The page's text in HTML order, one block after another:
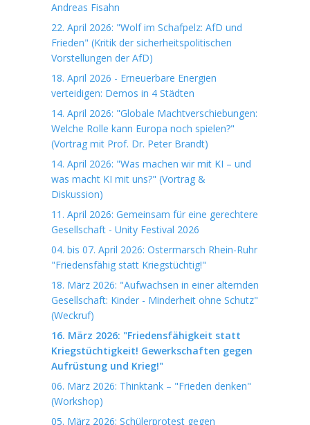
Andreas Fisahn
22. April 2026: "Wolf im Schafpelz: AfD und
Frieden" (Kritik der sicherheitspolitischen
Vorstellungen der AfD)
18. April 2026 - Erneuerbare Energien
verteidigen: Demos in 4 Städten
14. April 2026: "Globale Machtverschiebungen:
Welche Rolle kann Europa noch spielen?"
(Vortrag mit Prof. Dr. Peter Brandt)
14. April 2026: "Was machen wir mit KI – und
was macht KI mit uns?" (Vortrag &
Diskussion)
11. April 2026: Gemeinsam für eine gerechtere
Gesellschaft - Unity Festival 2026
04. bis 07. April 2026: Ostermarsch Rhein-Ruhr
"Friedensfähig statt Kriegstüchtig!"
18. März 2026: "Aufwachsen in einer alternden
Gesellschaft: Kinder - Minderheit ohne Schutz"
(Weckruf)
16. März 2026: "Friedensfähigkeit statt
Kriegstüchtigkeit! Gewerkschaften gegen
Aufrüstung und Krieg!"
06. März 2026: Thinktank – "Frieden denken"
(Workshop)
05. März 2026: Schülerprotest gegen